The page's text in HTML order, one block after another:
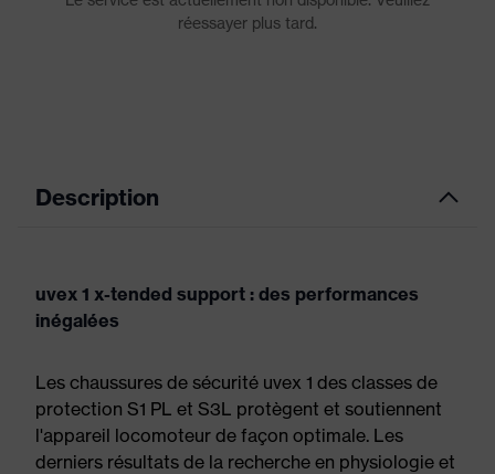
Description
uvex 1 x-tended support : des performances
inégalées
Les chaussures de sécurité uvex 1 des classes de
protection S1 PL et S3L protègent et soutiennent
l'appareil locomoteur de façon optimale. Les
derniers résultats de la recherche en physiologie et